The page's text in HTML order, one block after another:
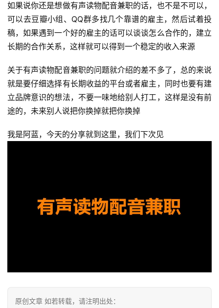
行
业
快
讯
开
眼
案
例
避
坑
如果说你还是想做有声读物配音兼职的话，也不是不可以，
可以去豆瓣小组、QQ群多找几个靠谱的雇主，然后试着投
稿，如果遇到一个好的雇主的话可以谈谈怎么合作的，建立
长期的合作关系，这样就可以得到一个稳定的收入来源
关于有声读物配音兼职的问题就介绍的差不多了，总的来说
就是要仔细选择有长期收益的平台或者雇主，同时也要有建
立品牌意识的想法，不要一味地给别人打工，这样是没有前
途的，未来别人说把你换掉就把你换掉
我是阿蓝，今天的分享就到这里，我们下次见
原创文章 如若转载，请注明出处：